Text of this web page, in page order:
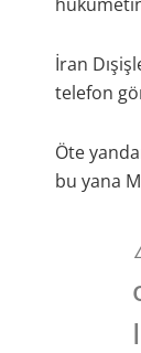
İran
telefon
Öte
bu yana